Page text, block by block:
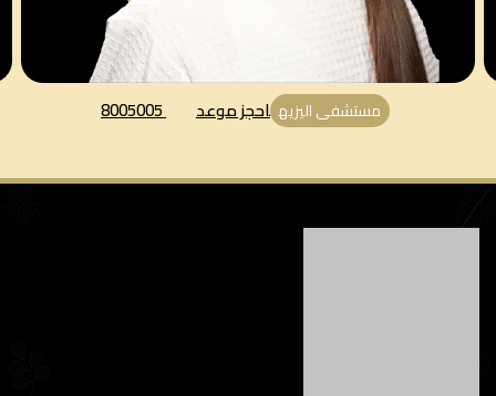
مستشفى اليزيه احجز موعد 8005005